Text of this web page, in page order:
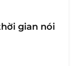
gian nói